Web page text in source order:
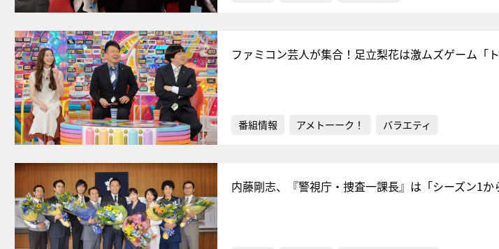
ファミコン芸人が集合！足立梨花は激ムズゲーム「
番組情報 アメトーーク！ バラエティ
内藤剛志、『警視庁・捜査一課長』は「シーズン1